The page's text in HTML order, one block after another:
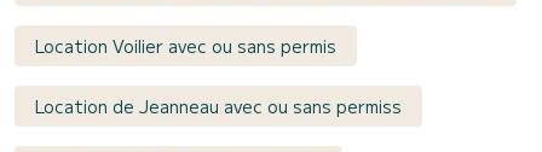
Location Voilier avec ou sans permis
Location de Jeanneau avec ou sans permiss